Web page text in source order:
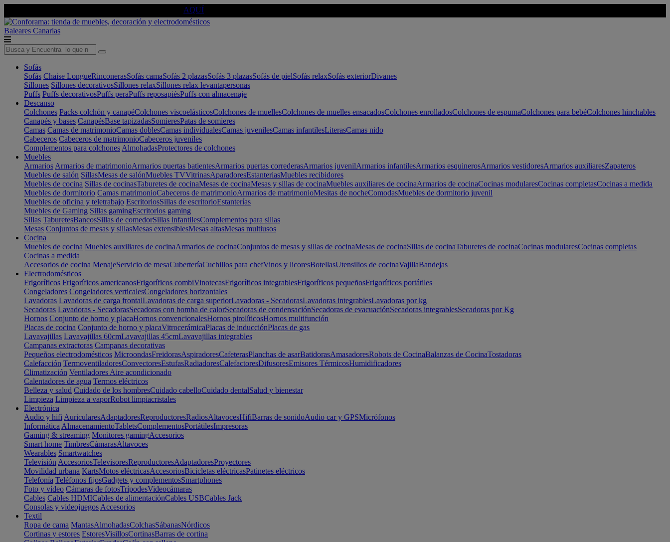
AQUÍ
Baleares Canarias
Sofás
Sofás Chaise LongueRinconerasSofás camaSofás 2 plazasSofás 3 plazasSofás de pielSofás relaxSofás exteriorDivanes
Sillones Sillones decorativosSillones relaxSillones relax levantapersonas
Puffs Puffs decorativosPuffs peraPuffs reposapiésPuffs con almacenaje
Descanso
Colchones Packs colchón y canapéColchones viscoelásticosColchones de muellesColchones de muelles ensacadosColchones enrolladosColchones de espumaColchones para bebéColchones hinchables
Canapés y bases CanapésBase tapizadasSomieresPatas de somieres
Camas Camas de matrimonioCamas doblesCamas individualesCamas juvenilesCamas infantilesLiterasCamas nido
Cabeceros Cabeceros de matrimonioCabeceros juveniles
Complementos para colchones AlmohadasProtectores de colchones
Muebles
Armarios Armarios de matrimonioArmarios puertas batientesArmarios puertas correderasArmarios juvenilArmarios infantilesArmarios esquinerosArmarios vestidoresArmarios auxiliaresZapateros
Muebles de salón SillasMesas de salónMuebles TVVitrinasAparadoresEstanteriasMuebles recibidores
Muebles de cocina Sillas de cocinasTaburetes de cocinaMesas de cocinaMesas y sillas de cocinaMuebles auxiliares de cocinaArmarios de cocinaCocinas modularesCocinas completasCocinas a medida
Muebles de dormitorio Camas matrimonioCabeceros de matrimonioArmarios de matrimonioMesitas de nocheComodasMuebles de dormitorio juvenil
Muebles de oficina y teletrabajo EscritoriosSillas de escritorioEstanterías
Muebles de Gaming Sillas gamingEscritorios gaming
Sillas TaburetesBancosSillas de comedorSillas infantilesComplementos para sillas
Mesas Conjuntos de mesas y sillasMesas extensiblesMesas altasMesas multiusos
Cocina
Muebles de cocina Muebles auxiliares de cocinaArmarios de cocinaConjuntos de mesas y sillas de cocinaMesas de cocinaSillas de cocinaTaburetes de cocinaCocinas modularesCocinas completas
Cocinas a medida
Accesorios de cocina MenajeServicio de mesaCuberteríaCuchillos para chefVinos y licoresBotellasUtensilios de cocinaVajillaBandejas
Electrodomésticos
Frigoríficos Frigoríficos americanosFrigoríficos combiVinotecasFrigoríficos integrablesFrigoríficos pequeñosFrigoríficos portátiles
Congeladores Congeladores verticalesCongeladores horizontales
Lavadoras Lavadoras de carga frontalLavadoras de carga superiorLavadoras - SecadorasLavadoras integrablesLavadoras por kg
Secadoras Lavadoras - SecadorasSecadoras con bomba de calorSecadoras de condensaciónSecadoras de evacuaciónSecadoras integrablesSecadoras por Kg
Hornos Conjunto de horno y placaHornos convencionalesHornos pirolíticosHornos multifunción
Placas de cocina Conjunto de horno y placaVitrocerámicaPlacas de inducciónPlacas de gas
Lavavajillas Lavavajillas 60cmLavavajillas 45cmLavavajillas integrables
Campanas extractoras Campanas decorativas
Pequeños electrodomésticos MicroondasFreidorasAspiradoresCafeterasPlanchas de asarBatidorasAmasadoresRobots de CocinaBalanzas de CocinaTostadoras
Calefacción TermoventiladoresConvectoresEstufasRadiadoresCalefactoresDifusoresEmisores TérmicosHumidificadores
Climatización Ventiladores Aire acondicionado
Calentadores de agua Termos eléctricos
Belleza y salud Cuidado de los hombresCuidado cabelloCuidado dentalSalud y bienestar
Limpieza Limpieza a vaporRobot limpiacristales
Electrónica
Audio y hifi AuricularesAdaptadoresReproductoresRadiosAltavocesHifiBarras de sonidoAudio car y GPSMicrófonos
Informática AlmacenamientoTabletsComplementosPortátilesImpresoras
Gaming & streaming Monitores gamingAccesorios
Smart home TimbresCámarasAltavoces
Wearables Smartwatches
Televisión AccesoriosTelevisoresReproductoresAdaptadoresProyectores
Movilidad urbana KartsMotos eléctricasAccesoriosBicicletas eléctricasPatinetes eléctricos
Telefonía Teléfonos fijosGadgets y complementosSmartphones
Foto y vídeo Cámaras de fotosTrípodesVideocámaras
Cables Cables HDMICables de alimentaciónCables USBCables Jack
Consolas y videojuegos Accesorios
Textil
Ropa de cama MantasAlmohadasColchasSábanasNórdicos
Cortinas y estores EstoresVisillosCortinasBarras de cortina